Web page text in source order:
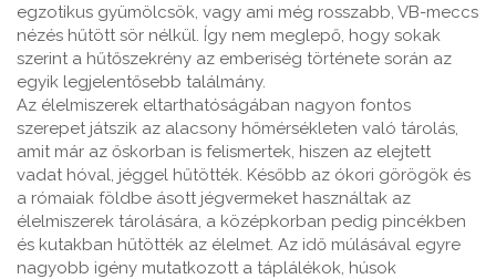
egzotikus gyümölcsök, vagy ami még rosszabb, VB-meccs
nézés hűtött sör nélkül. Így nem meglepő, hogy sokak
szerint a hűtőszekrény az emberiség története során az
egyik legjelentősebb találmány.
Az élelmiszerek eltarthatóságában nagyon fontos
szerepet játszik az alacsony hőmérsékleten való tárolás,
amit már az őskorban is felismertek, hiszen az elejtett
vadat hóval, jéggel hűtötték. Később az ókori görögök és
a rómaiak földbe ásott jégvermeket használtak az
élelmiszerek tárolására, a középkorban pedig pincékben
és kutakban hűtötték az élelmet. Az idő múlásával egyre
nagyobb igény mutatkozott a táplálékok, húsok